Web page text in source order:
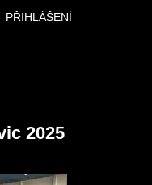
PŘIHLÁŠENÍ
2025